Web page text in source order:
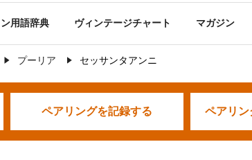
用語辞典 ヴィンテージチャート マガジン
プーリア セッサンタアンニ
ペアリングを記録する ペアリン